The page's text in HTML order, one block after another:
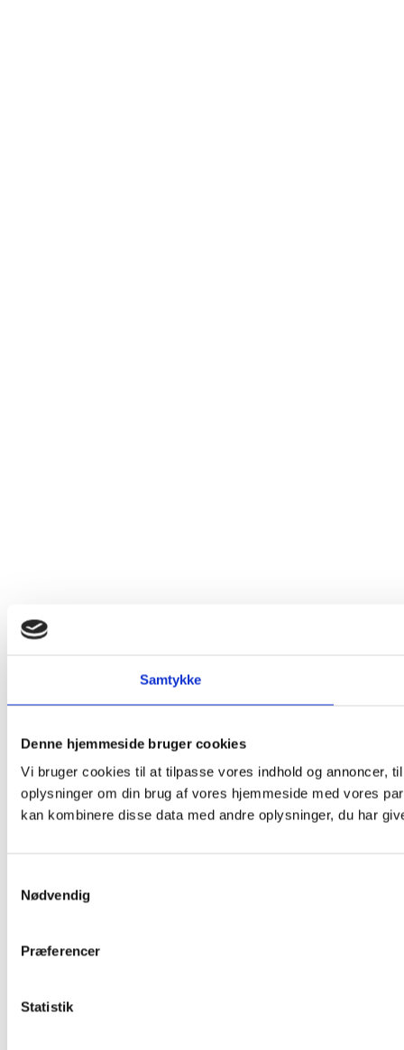
Samtykke
Denne hjemmeside bruger cookies
Vi bruger cookies til at tilpasse vores indhold og annoncer,
oplysninger om din brug af vores hjemmeside med vores
kan kombinere disse data med andre oplysninger, du har
Nødvendig
Præferencer
Statistik